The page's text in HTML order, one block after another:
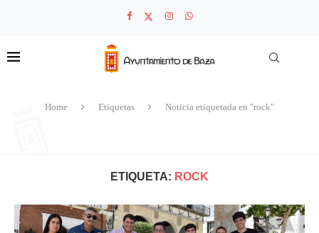
Home Etiquetas Noticia etiquetada en "rock"
ETIQUETA: ROCK